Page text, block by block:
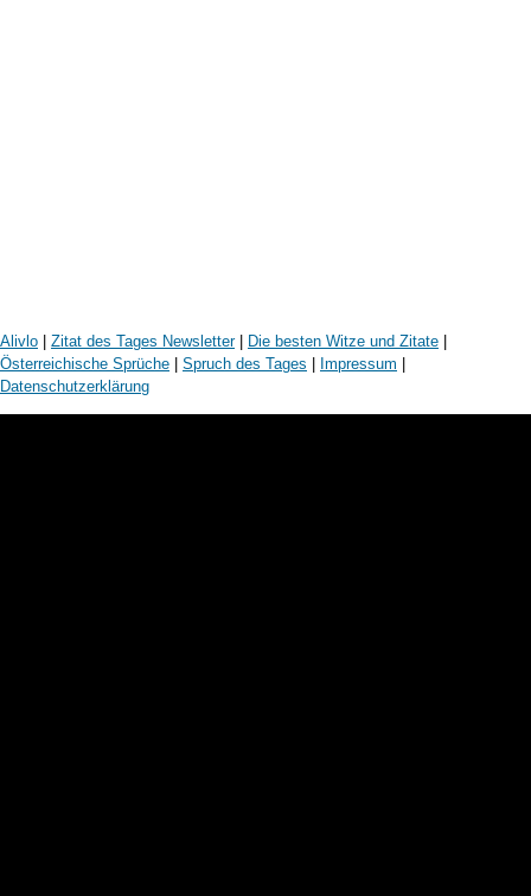
Alivlo Zitat des Tages Newsletter| Die besten Witze und Zitate
Österreichische Sprüche
Spruch des Tages Impressum
Datenschutzerklärung